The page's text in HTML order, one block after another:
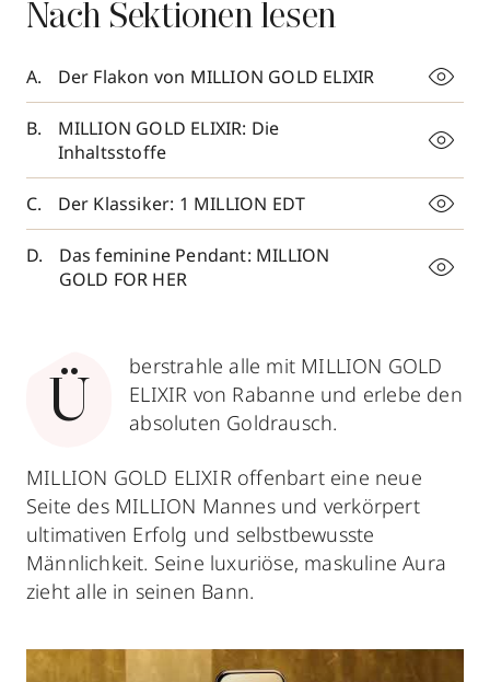
Nach Sektionen lesen
Der Flakon von MILLION GOLD ELIXIR
MILLION GOLD ELIXIR: Die
Inhaltsstoffe
Der Klassiker: 1 MILLION EDT
Das feminine Pendant: MILLION
GOLD FOR HER
Ü
berstrahle alle mit MILLION GOLD
ELIXIR von Rabanne und erlebe den
absoluten Goldrausch.
MILLION GOLD ELIXIR offenbart eine neue
Seite des MILLION Mannes und verkörpert
ultimativen Erfolg und selbstbewusste
Männlichkeit. Seine luxuriöse, maskuline Aura
zieht alle in seinen Bann.